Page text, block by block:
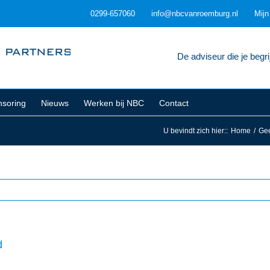
0299-657060 info@nbcvanroemburg.nl
De adviseur die je
Nieuws Werken bij NBC Contact
U bevindt zich hier:: Home /